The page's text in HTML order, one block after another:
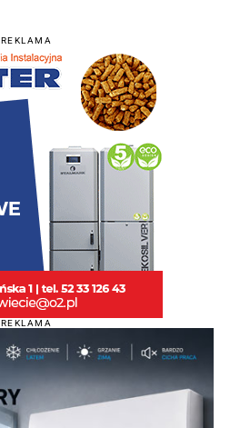
REKLAMA
REKLAMA